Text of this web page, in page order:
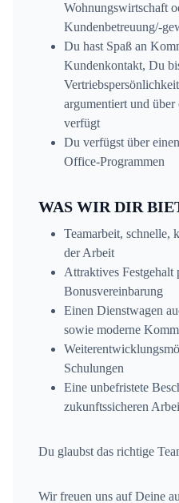
Wohnungswirtschaft
Kundenbetreuung/-
Du hast Spaß an
Kundenkontakt, Du
argumentiert und
verfügt
Du verfügst über
Office-Programmen
WAS WIR DIR
Teamarbeit, schnelle,
der Arbeit
Attraktives Festgehalt
Bonusvereinbarung
Einen Dienstwagen
sowie moderne
Schulungen
Eine unbefristete
zukunftssicheren
Du glaubst das richtige
Wir freuen uns auf Deine